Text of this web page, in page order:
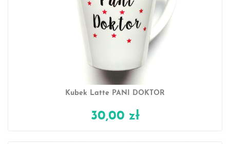
Kubek Latte PANI DOKTOR
30,00 zł